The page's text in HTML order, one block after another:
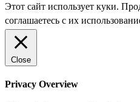
Этот сайт использует куки.
соглашаетесь с их
Close
Privacy Overview